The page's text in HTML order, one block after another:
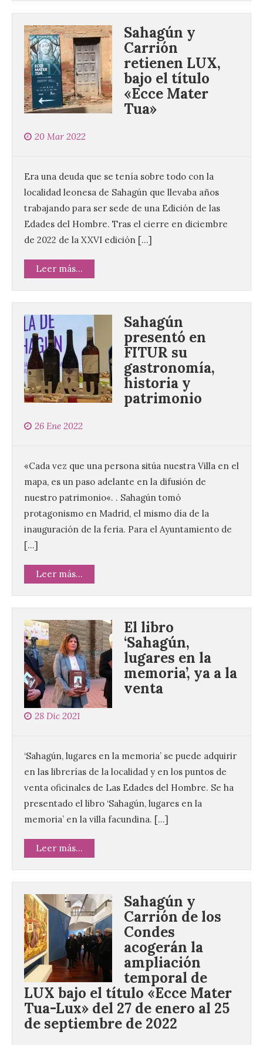
Sahagún y
Carrión
retienen LUX,
bajo el título
«Ecce Mater
Tua»
20 Mar 2022
Era una deuda que se tenía sobre todo con la
localidad leonesa de Sahagún que llevaba años
trabajando para ser sede de una Edición de las
Edades del Hombre. Tras el cierre en diciembre
de 2022 de la XXVI edición […]
Leer más...
Sahagún
presentó en
FITUR su
gastronomía,
historia y
patrimonio
26 Ene 2022
«Cada vez que una persona sitúa nuestra Villa en el
mapa, es un paso adelante en la difusión de
nuestro patrimonio«. . Sahagún tomó
protagonismo en Madrid, el mismo día de la
inauguración de la feria. Para el Ayuntamiento de
[…]
Leer más...
El libro
‘Sahagún,
lugares en la
memoria’, ya a la
venta
28 Dic 2021
‘Sahagún, lugares en la memoria’ se puede adquirir
en las librerías de la localidad y en los puntos de
venta oficinales de Las Edades del Hombre. Se ha
presentado el libro ‘Sahagún, lugares en la
memoria’ en la villa facundina. […]
Leer más...
Sahagún y
Carrión de los
Condes
acogerán la
ampliación
temporal de
LUX bajo el título «Ecce Mater
Tua-Lux» del 27 de enero al 25
de septiembre de 2022